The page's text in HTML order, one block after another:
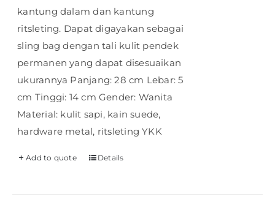
kantung dalam dan kantung
ritsleting. Dapat digayakan sebagai
sling bag dengan tali kulit pendek
permanen yang dapat disesuaikan
ukurannya Panjang: 28 cm Lebar: 5
cm Tinggi: 14 cm Gender: Wanita
Material: kulit sapi, kain suede,
hardware metal, ritsleting YKK
Add to quote Details